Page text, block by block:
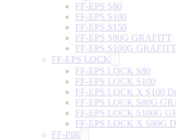
FF-EPS S80
FF-EPS S100
FF-EPS S150
FF-EPS S80G GRAFITT
FF-EPS S100G GRAFITT
FF-EPS LOCK
FF-EPS LOCK S80
FF-EPS LOCK S100
FF-EPS LOCK X S100
FF-EPS LOCK S80G
FF-EPS LOCK S100G
FF-EPS LOCK X S80G
FF-PIR